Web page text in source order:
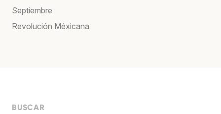
Septiembre
Revolución Méxicana
BUSCAR